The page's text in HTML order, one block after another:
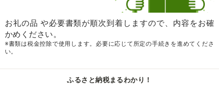
お礼の品 や必要書類が順次到着しますので、内容をお確
かめください。
※書類は税金控除で使用します。必要に応じて所定の手続きを進めてくださ
い。
ふるさと納税まるわかり！